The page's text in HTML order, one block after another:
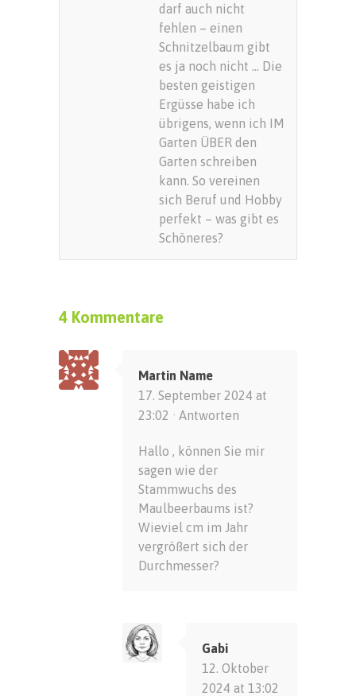
darf auch nicht
fehlen – einen
Schnitzelbaum gibt
es ja noch nicht … Die
besten geistigen
Ergüsse habe ich
übrigens, wenn ich IM
Garten ÜBER den
Garten schreiben
kann. So vereinen
sich Beruf und Hobby
perfekt – was gibt es
Schöneres?
4 Kommentare
Martin Name
17. September 2024 at
23:02 · Antworten
Hallo , können Sie mir
sagen wie der
Stammwuchs des
Maulbeerbaums ist?
Wieviel cm im Jahr
vergrößert sich der
Durchmesser?
Gabi
12. Oktober
2024 at 13:02